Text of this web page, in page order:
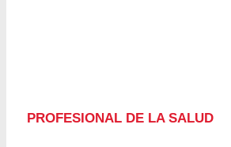
PROFESIONAL DE LA SALUD